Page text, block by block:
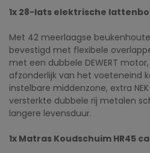
1x 28-lats elektrische
Met 42 meerlaagse
bevestigd met flexibele
met een dubbele DEWERT
afzonderlijk van het voeteneind
instelbare middenzone, extra
versterkte dubbele rij metalen
langere levensduur.
1x Matras Koudschuim HR45